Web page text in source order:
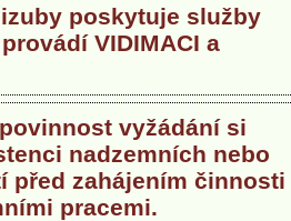
poskytuje služby
VIDIMACI a
vyžádání si
nadzemních nebo
před zahájením činnosti
pracemi.